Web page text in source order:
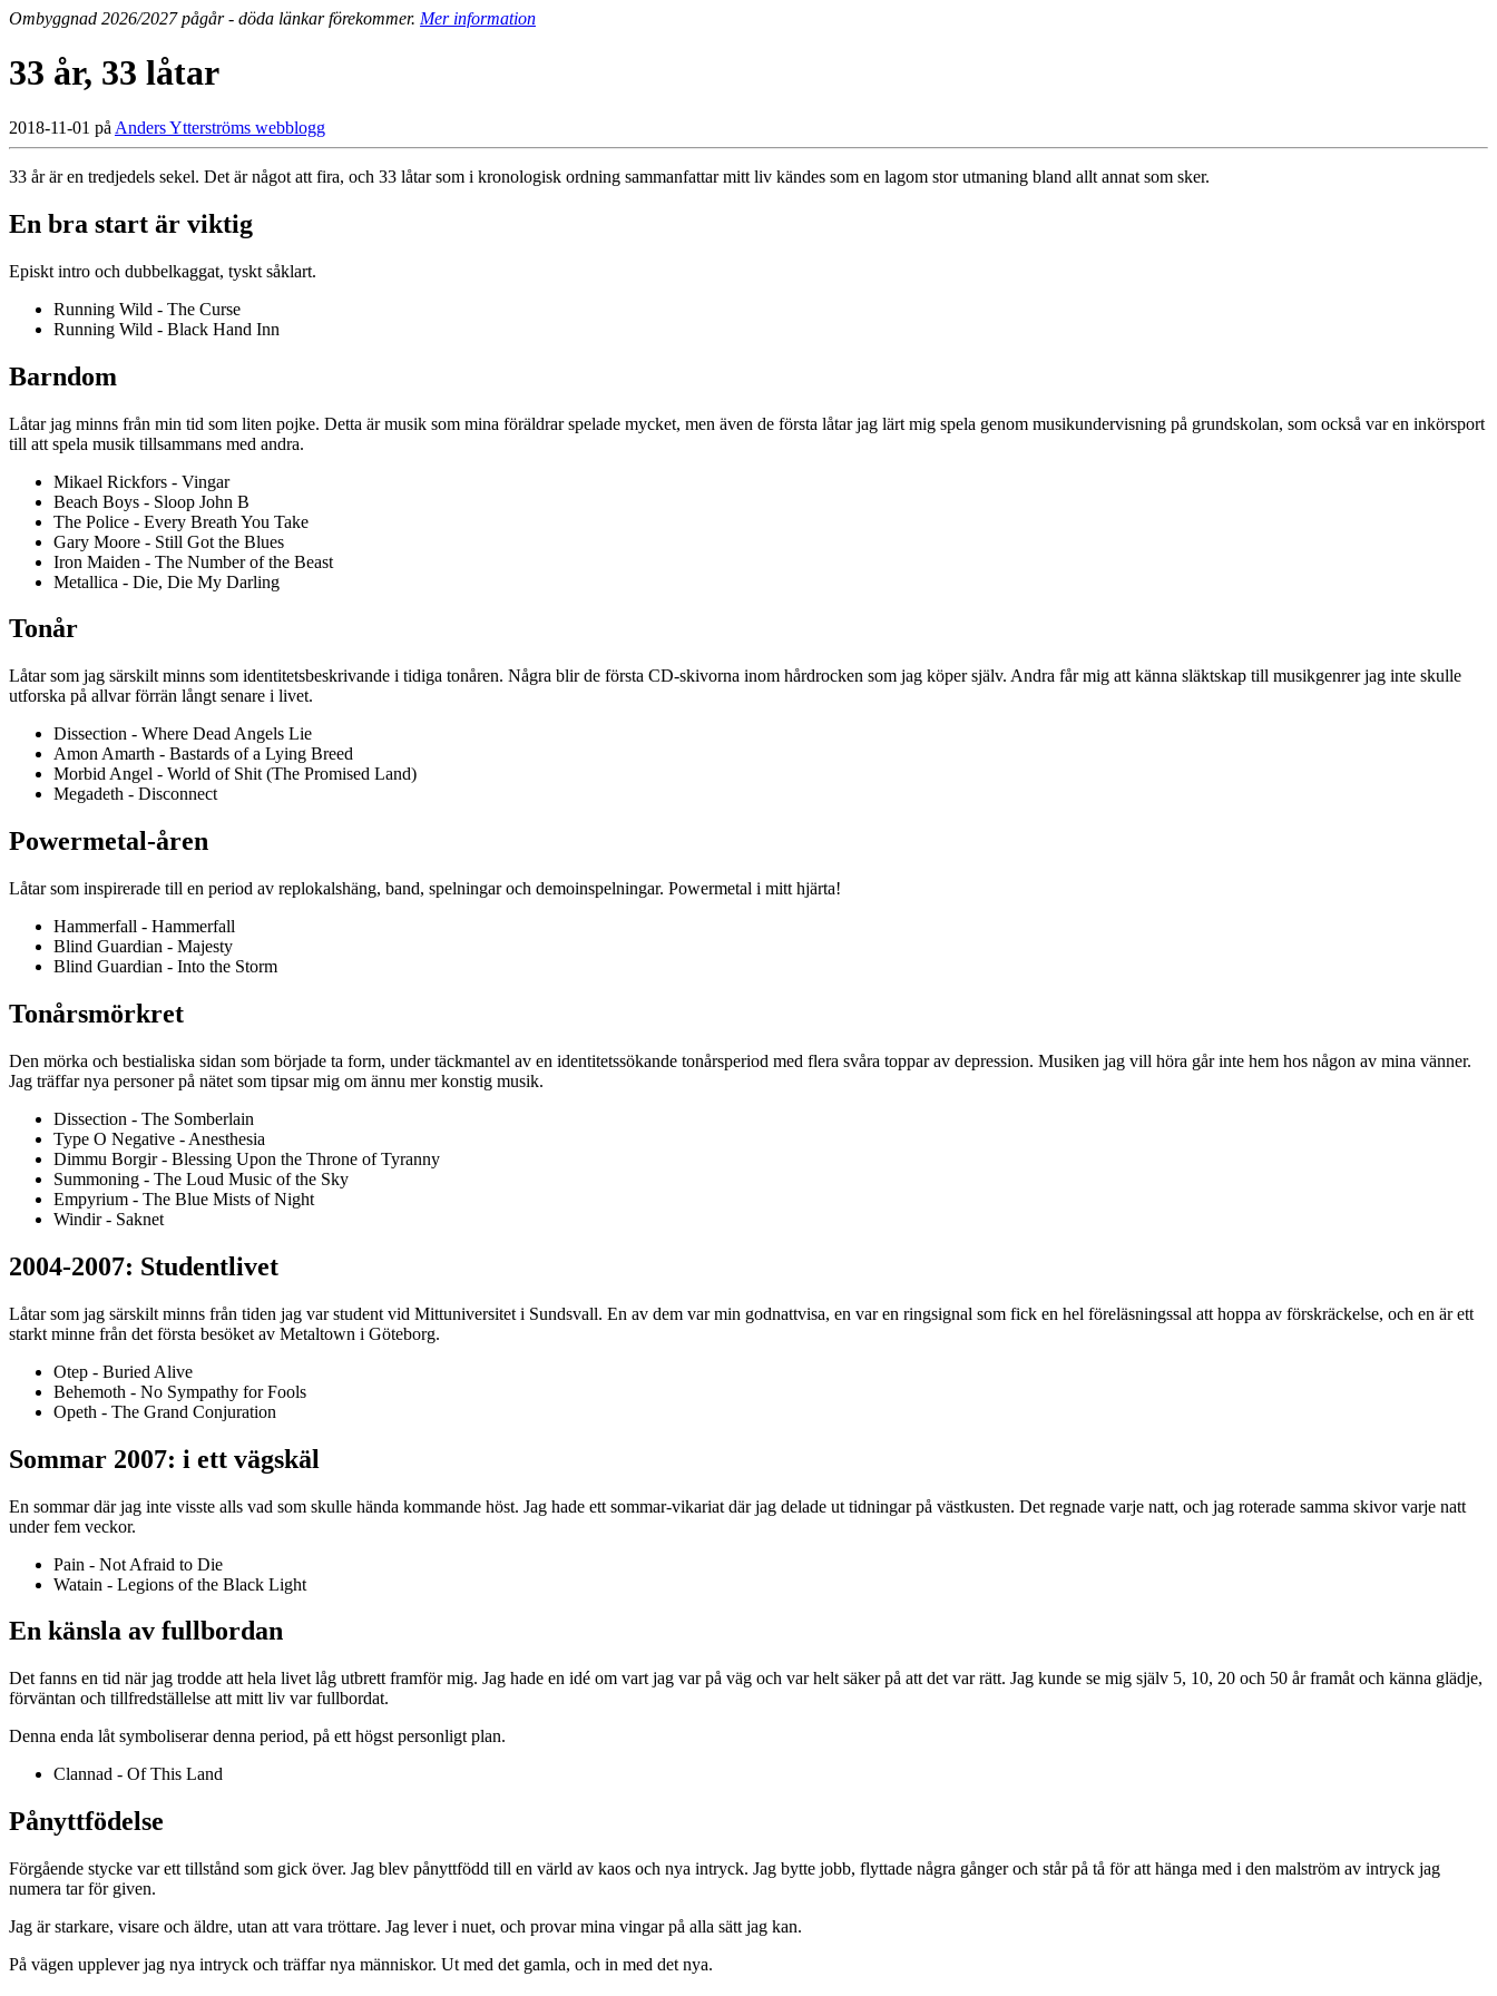
Ombyggnad 2026/2027 pågår - döda länkar förekommer. Mer information
33 år, 33 låtar
2018-11-01 på Anders Ytterströms webblogg
33 år är en tredjedels sekel. Det är något att fira, och 33 låtar som i kronologisk ordning sammanfattar mitt liv kändes som en lagom stor utmaning bland allt annat som sker.
En bra start är viktig
Episkt intro och dubbelkaggat, tyskt såklart.
Running Wild - The Curse
Running Wild - Black Hand Inn
Barndom
Låtar jag minns från min tid som liten pojke. Detta är musik som mina föräldrar spelade mycket, men även de första låtar jag lärt mig spela genom musikundervisning på grundskolan, som också var en inkörsport
till att spela musik tillsammans med andra.
Mikael Rickfors - Vingar
Beach Boys - Sloop John B
The Police - Every Breath You Take
Gary Moore - Still Got the Blues
Iron Maiden - The Number of the Beast
Metallica - Die, Die My Darling
Tonår
Låtar som jag särskilt minns som identitetsbeskrivande i tidiga tonåren. Några blir de första CD-skivorna inom hårdrocken som jag köper själv. Andra får mig att känna släktskap till musikgenrer jag inte skulle
utforska på allvar förrän långt senare i livet.
Dissection - Where Dead Angels Lie
Amon Amarth - Bastards of a Lying Breed
Morbid Angel - World of Shit (The Promised Land)
Megadeth - Disconnect
Powermetal-åren
Låtar som inspirerade till en period av replokalshäng, band, spelningar och demoinspelningar. Powermetal i mitt hjärta!
Hammerfall - Hammerfall
Blind Guardian - Majesty
Blind Guardian - Into the Storm
Tonårsmörkret
Den mörka och bestialiska sidan som började ta form, under täckmantel av en identitetssökande tonårsperiod med flera svåra toppar av depression. Musiken jag vill höra går inte hem hos någon av mina vänner.
Jag träffar nya personer på nätet som tipsar mig om ännu mer konstig musik.
Dissection - The Somberlain
Type O Negative - Anesthesia
Dimmu Borgir - Blessing Upon the Throne of Tyranny
Summoning - The Loud Music of the Sky
Empyrium - The Blue Mists of Night
Windir - Saknet
2004-2007: Studentlivet
Låtar som jag särskilt minns från tiden jag var student vid Mittuniversitet i Sundsvall. En av dem var min godnattvisa, en var en ringsignal som fick en hel föreläsningssal att hoppa av förskräckelse, och en är ett
starkt minne från det första besöket av Metaltown i Göteborg.
Otep - Buried Alive
Behemoth - No Sympathy for Fools
Opeth - The Grand Conjuration
Sommar 2007: i ett vägskäl
En sommar där jag inte visste alls vad som skulle hända kommande höst. Jag hade ett sommar-vikariat där jag delade ut tidningar på västkusten. Det regnade varje natt, och jag roterade samma skivor varje natt
under fem veckor.
Pain - Not Afraid to Die
Watain - Legions of the Black Light
En känsla av fullbordan
Det fanns en tid när jag trodde att hela livet låg utbrett framför mig. Jag hade en idé om vart jag var på väg och var helt säker på att det var rätt. Jag kunde se mig själv 5, 10, 20 och 50 år framåt och känna glädje,
förväntan och tillfredställelse att mitt liv var fullbordat.
Denna enda låt symboliserar denna period, på ett högst personligt plan.
Clannad - Of This Land
Pånyttfödelse
Förgående stycke var ett tillstånd som gick över. Jag blev pånyttfödd till en värld av kaos och nya intryck. Jag bytte jobb, flyttade några gånger och står på tå för att hänga med i den malström av intryck jag
numera tar för given.
Jag är starkare, visare och äldre, utan att vara tröttare. Jag lever i nuet, och provar mina vingar på alla sätt jag kan.
På vägen upplever jag nya intryck och träffar nya människor. Ut med det gamla, och in med det nya.